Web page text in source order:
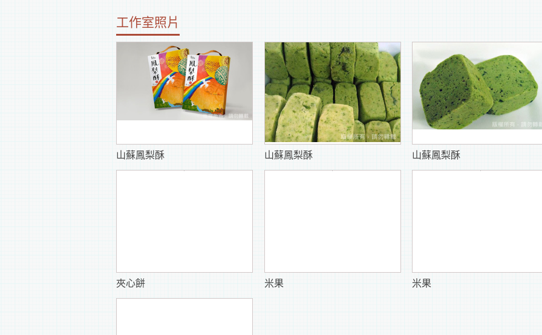
工作室照片
山蘇鳳梨酥 山蘇鳳梨酥 山蘇鳳梨酥
夾心餅 米果 米果